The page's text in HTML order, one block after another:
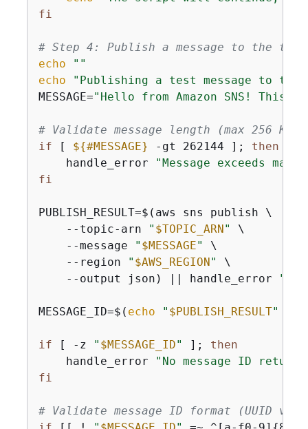
fi
# Step 4: Publish a message to the
echo
""
echo
"Publishing a test message to the
MESSAGE="Hello from Amazon SNS! This
# Validate message length (max 256 KB
if [ ${#MESSAGE} -gt 262144 ]; then
    handle_error
"Message exceeds
fi
PUBLISH_RESULT=$(aws sns publish \
    --topic-arn
" $TOPIC_ARN"
\
    --message
" $MESSAGE"
\
    --region
" $AWS_REGION"
\
    --output json) || handle_error
MESSAGE_ID=$( echo " $PUBLISH_RESULT"
if [ -z " $MESSAGE_ID" ]; then
    handle_error
"No message ID
fi
# Validate message ID format (UUID v4)